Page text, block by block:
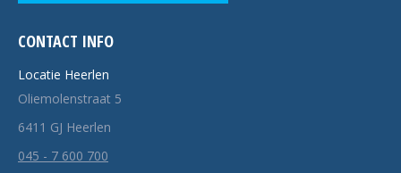
CONTACT INFO
Locatie Heerlen
Oliemolenstraat 5
6411 GJ Heerlen
045 - 7 600 700